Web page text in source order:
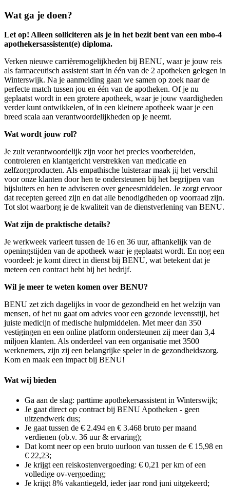
Wat ga je doen?
Let op! Alleen solliciteren als je in het bezit bent van een mbo-4
apothekersassistent(e) diploma.
Verken nieuwe carrièremogelijkheden bij BENU, waar je jouw reis
als farmaceutisch assistent start in één van de 2 apotheken gelegen in
Winterswijk. Na je aanmelding gaan we samen op zoek naar de
perfecte match tussen jou en één van de apotheken. Of je nu
geplaatst wordt in een grotere apotheek, waar je jouw vaardigheden
verder kunt ontwikkelen, of in een kleinere apotheek waar je een
breed scala aan verantwoordelijkheden op je neemt.
Wat wordt jouw rol?
Je zult verantwoordelijk zijn voor het precies voorbereiden,
controleren en klantgericht verstrekken van medicatie en
zelfzorgproducten. Als empathische luisteraar maak jij het verschil
voor onze klanten door hen te ondersteunen bij het begrijpen van
bijsluiters en hen te adviseren over geneesmiddelen. Je zorgt ervoor
dat recepten gereed zijn en dat alle benodigdheden op voorraad zijn.
Tot slot waarborg je de kwaliteit van de dienstverlening van BENU.
Wat zijn de praktische details?
Je werkweek varieert tussen de 16 en 36 uur, afhankelijk van de
openingstijden van de apotheek waar je geplaatst wordt. En nog een
voordeel: je komt direct in dienst bij BENU, wat betekent dat je
meteen een contract hebt bij het bedrijf.
Wil je meer te weten komen over BENU?
BENU zet zich dagelijks in voor de gezondheid en het welzijn van
mensen, of het nu gaat om advies voor een gezonde levensstijl, het
juiste medicijn of medische hulpmiddelen. Met meer dan 350
vestigingen en een online platform ondersteunen zij meer dan 3,4
miljoen klanten. Als onderdeel van een organisatie met 3500
werknemers, zijn zij een belangrijke speler in de gezondheidszorg.
Kom en maak een impact bij BENU!
Wat wij bieden
Ga aan de slag: parttime apothekersassistent in Winterswijk;
Je gaat direct op contract bij BENU Apotheken - geen
uitzendwerk dus;
Je gaat tussen de € 2.494 en € 3.468 bruto per maand
verdienen (ob.v. 36 uur & ervaring);
Dat komt neer op een bruto uurloon van tussen de € 15,98 en
€ 22,23;
Je krijgt een reiskostenvergoeding: € 0,21 per km of een
volledige ov-vergoeding;
Je krijgt 8% vakantiegeld, ieder jaar rond juni uitgekeerd;